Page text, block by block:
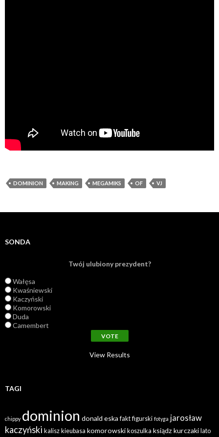
DOMINION MAKING MEGAMIKS OF VJ
SONDA
Twój ulubiony prezydent?
Wałęsa
Kwaśniewski
Kaczyński
Komorowski
Duda
Camembert
View Results
TAGI
chippy dominion donald eska fakt figurski fotyga jarosław
kaczyński kalisz kieubasa komorowski koszulka ksiądz kurczaki lato